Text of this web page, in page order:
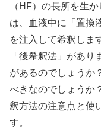
（HF）の長所を生
は、血液中に「置換
を注入して希釈しま
「後希釈法」があ
があるのでしょうか
べきなのでしょうか
釈方法の注意点と使
す。